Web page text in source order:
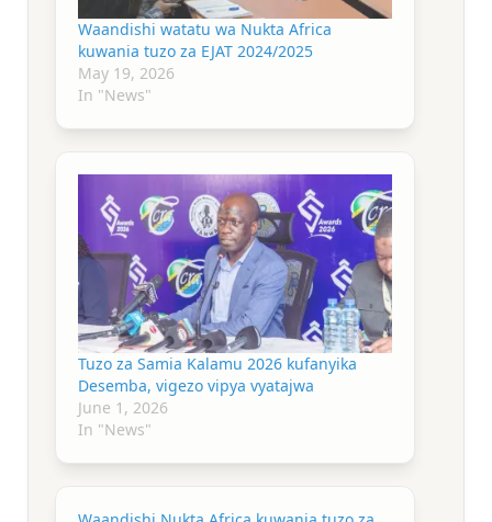
Waandishi watatu wa Nukta Africa
kuwania tuzo za EJAT 2024/2025
May 19, 2026
In "News"
Tuzo za Samia Kalamu 2026 kufanyika
Desemba, vigezo vipya vyatajwa
June 1, 2026
In "News"